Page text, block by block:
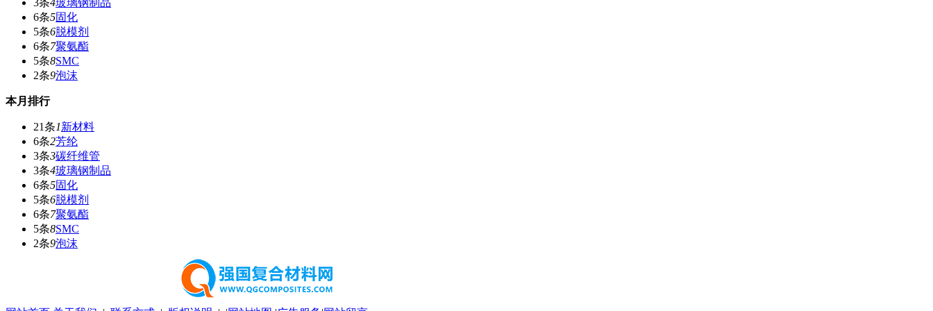
3条4玻璃钢制品
6条5固化
5条6脱模剂
6条7聚氨酯
5条8SMC
2条9泡沫
本月排行
21条1新材料
6条2芳纶
3条3碳纤维管
3条4玻璃钢制品
6条5固化
5条6脱模剂
6条7聚氨酯
5条8SMC
2条9泡沫